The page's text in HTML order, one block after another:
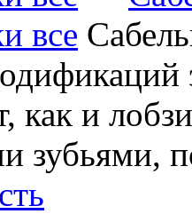
все
как и
зубьями,